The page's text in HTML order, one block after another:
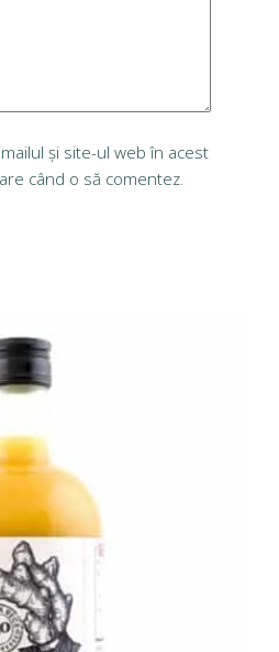
și site-ul web în acest
când o să comentez.